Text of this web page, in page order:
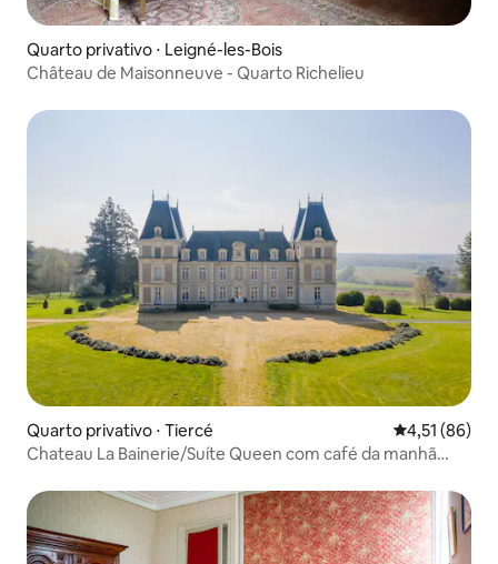
Quarto privativo ⋅ Leigné-les-Bois
Château de Maisonneuve - Quarto Richelieu
Quarto privativo ⋅ Tiercé 4,51 de uma
4,51 (86)
Chateau La Bainerie/Suíte Queen com café da manhã